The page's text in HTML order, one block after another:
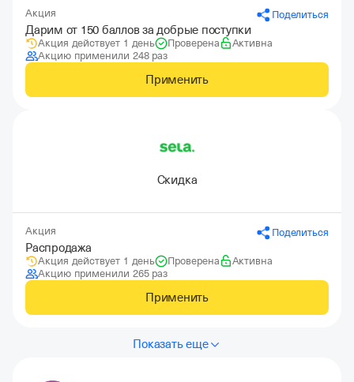
Акция Поделиться
Дарим от 150 баллов за добрые поступки
Акция действует 1 день Проверена
Активна
Акцию применили 248 раз
Применить
Скидка
Акция Поделиться
Распродажа
Акция действует 1 день Проверена
Активна
Акцию применили 265 раз
Применить
Показать еще